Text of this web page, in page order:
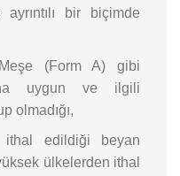
bir biçimde
(Form A) gibi
uygun ve ilgili
olmadığı,
edildiği beyan
ülkelerden ithal